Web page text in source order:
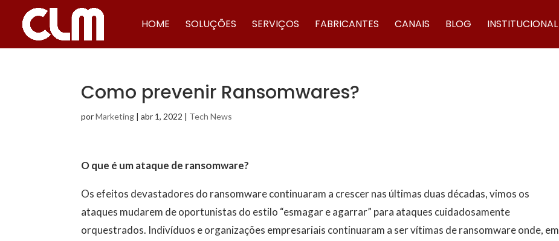
HOME SOLUÇÕES SERVIÇOS FABRICANTES CANAIS BLOG INSTITUCIONAL
Como prevenir Ransomwares?
porMarketing |abr 1, 2022 | Tech News
O que é um ataque de ransomware?
Os efeitos devastadores do ransomware continuaram a crescer nas últimas duas décadas, vimos os
ataques mudarem de oportunistas do estilo “esmagar e agarrar” para ataques cuidadosamente
orquestrados. Indivíduos e organizações empresariais continuaram a ser vítimas de ransomware onde, em